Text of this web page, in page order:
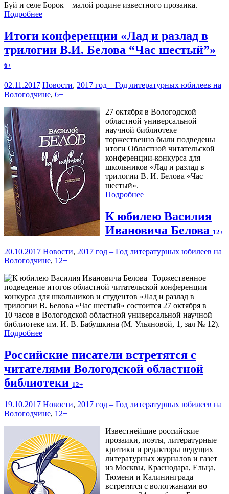
Буй и селе Борок – малой родине известного прозаика.
Подробнее
Итоги конференции «Лад и разлад в
трилогии В.И. Белова “Час шестый”»
6+
02.11.2017 Новости, 2017 год – Год литературных юбилеев на
Вологодчине, 6+
27 октября в Вологодской
областной универсальной
научной библиотеке
торжественно были подведены
итоги Областной читательской
конференции-конкурса для
школьников «Лад и разлад в
трилогии В. И. Белова «Час
шестый».
Подробнее
К юбилею Василия
Ивановича Белова 12+
20.10.2017 Новости, 2017 год – Год литературных юбилеев на
Вологодчине, 12+
Торжественное
подведение итогов областной читательской конференции –
конкурса для школьников и студентов «Лад и разлад в
трилогии В. Белова «Час шестый» состоится 27 октября в
10 часов в Вологодской областной универсальной научной
библиотеке им. И. В. Бабушкина (М. Ульяновой, 1, зал № 12).
Подробнее
Российские писатели встретятся с
читателями Вологодской областной
библиотеки 12+
19.10.2017 Новости, 2017 год – Год литературных юбилеев на
Вологодчине, 12+
Известнейшие российские
прозаики, поэты, литературные
критики и редакторы ведущих
литературных журналов и газет
из Москвы, Краснодара, Ельца,
Тюмени и Калининграда
встретятся с вологжанами во